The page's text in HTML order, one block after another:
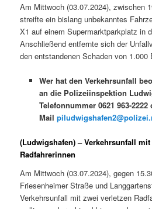
Am Mittwoch (03.07.2024), zwischen
streifte ein bislang unbekanntes
X1 auf einem Supermarktparkplatz in
Anschließend entfernte sich der
den entstandenen Schaden von 1.000
Wer hat den Verkehrsunfall
an die Polizeiinspektion
Telefonnummer 0621 963-2222
Mail
(Ludwigshafen) – Verkehrsunfall
Radfahrerinnen
Am Mittwoch (03.07.2024), gegen
Friesenheimer Straße und
Verkehrsunfall mit zwei verletzen